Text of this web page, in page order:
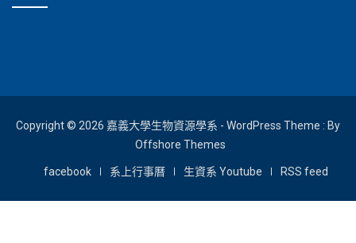
Copyright © 2026 嘉義大學生物資源學系 - WordPress Theme : By
Offshore Themes
facebook 系上行事曆 生資系 Youtube RSS feed